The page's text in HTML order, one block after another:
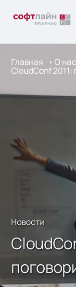
Главная О нас
CloudСonf 2011:
Новости